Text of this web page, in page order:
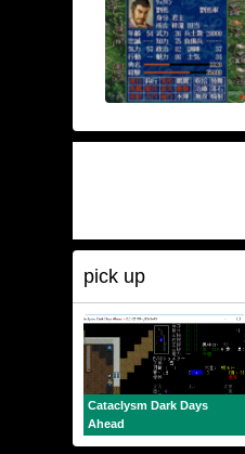
pick up
Cataclysm Dark Days
Ahead